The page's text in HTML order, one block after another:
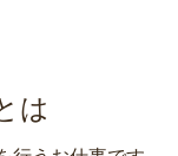
は